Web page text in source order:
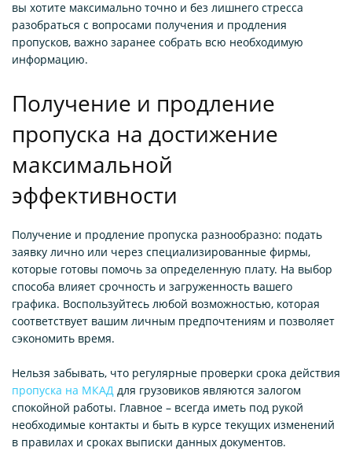
вы хотите максимально точно и без лишнего стресса
разобраться с вопросами получения и продления
пропусков, важно заранее собрать всю необходимую
информацию.
Получение и продление
пропуска на достижение
максимальной
эффективности
Получение и продление пропуска разнообразно: подать
заявку лично или через специализированные фирмы,
которые готовы помочь за определенную плату. На выбор
способа влияет срочность и загруженность вашего
графика. Воспользуйтесь любой возможностью, которая
соответствует вашим личным предпочтениям и позволяет
сэкономить время.
Нельзя забывать, что регулярные проверки срока действия
пропуска на МКАД для грузовиков являются залогом
спокойной работы. Главное – всегда иметь под рукой
необходимые контакты и быть в курсе текущих изменений
в правилах и сроках выписки данных документов.